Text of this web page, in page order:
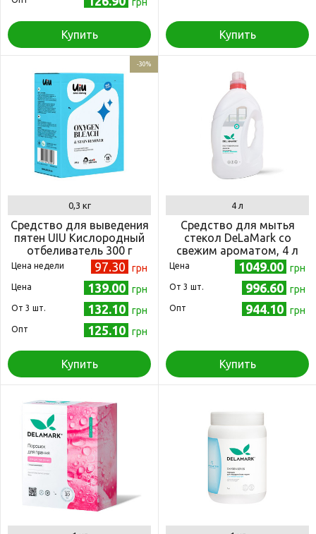
Купить Купить
-30%
0,3 кг
Средство для выведения
пятен UIU Кислородный
отбеливатель 300 г
Цена недели 97.30 грн
Цена 139.00 грн
Oт 3 шт. 132.10 грн
Опт 125.10 грн
Купить
4 л
Средство для мытья
стекол DeLaMark со
свежим ароматом, 4 л
Цена 1049.00 грн
Oт 3 шт. 996.60 грн
Опт 944.10 грн
Купить